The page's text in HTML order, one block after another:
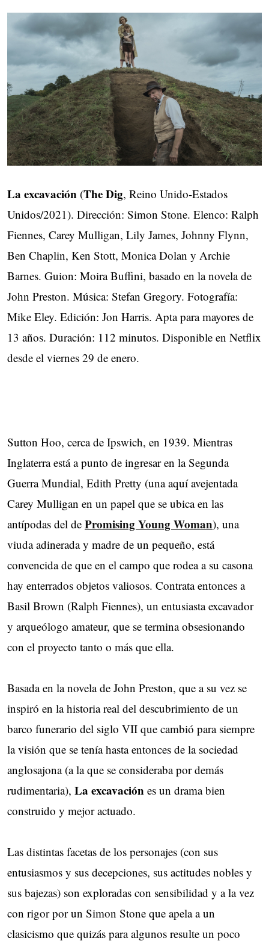
La excavación (The Dig, Reino Unido-Estados
Unidos/2021). Dirección: Simon Stone. Elenco: Ralph
Fiennes, Carey Mulligan, Lily James, Johnny Flynn,
Ben Chaplin, Ken Stott, Monica Dolan y Archie
Barnes. Guion: Moira Buffini, basado en la novela de
John Preston. Música: Stefan Gregory. Fotografía:
Mike Eley. Edición: Jon Harris. Apta para mayores de
13 años. Duración: 112 minutos. Disponible en Netflix
desde el viernes 29 de enero.
Sutton Hoo, cerca de Ipswich, en 1939. Mientras
Inglaterra está a punto de ingresar en la Segunda
Guerra Mundial, Edith Pretty (una aquí avejentada
Carey Mulligan en un papel que se ubica en las
antípodas del de Promising Young Woman), una
viuda adinerada y madre de un pequeño, está
convencida de que en el campo que rodea a su casona
hay enterrados objetos valiosos. Contrata entonces a
Basil Brown (Ralph Fiennes), un entusiasta excavador
y arqueólogo amateur, que se termina obsesionando
con el proyecto tanto o más que ella.
Basada en la novela de John Preston, que a su vez se
inspiró en la historia real del descubrimiento de un
barco funerario del siglo VII que cambió para siempre
la visión que se tenía hasta entonces de la sociedad
anglosajona (a la que se consideraba por demás
rudimentaria), La excavación es un drama bien
construido y mejor actuado.
Las distintas facetas de los personajes (con sus
entusiasmos y sus decepciones, sus actitudes nobles y
sus bajezas) son exploradas con sensibilidad y a la vez
con rigor por un Simon Stone que apela a un
clasicismo que quizás para algunos resulte un poco